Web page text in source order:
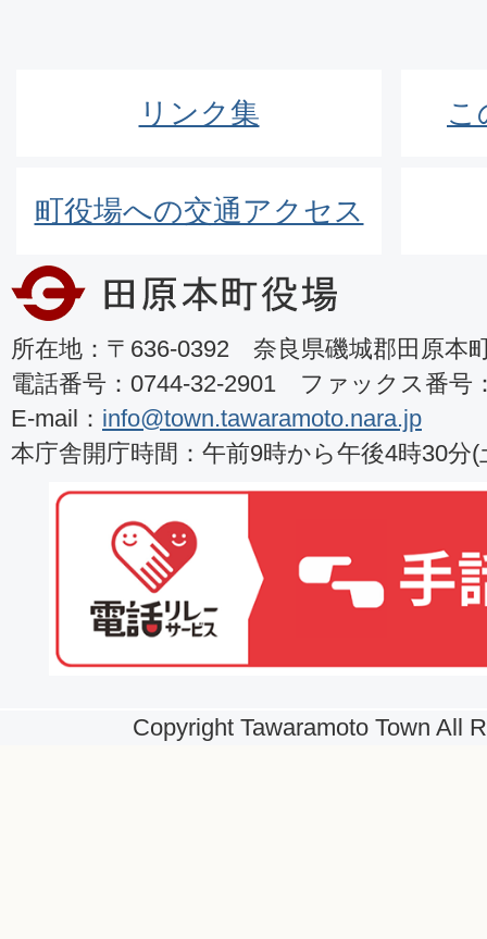
リンク集 こ
町役場への交通アクセス
所在地：〒636-0392 奈良県磯城郡田原本
電話番号：0744-32-2901 ファックス番号
E-mail： info@town.tawaramoto.nara.jp
本庁舎開庁時間：午前9時から午後4時30分
Copyright Tawaramoto Town All